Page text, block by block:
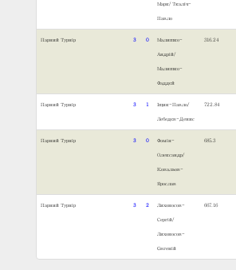
Марк/Ткаліч-
Павло
Парний Турнір 3 0 Малишко-
Андрій/
Малишко-
Фаддєй
316.24
Парний Турнір 3 1 Іщик-Павло/
Лебедєв-Денис
722.84
Парний Турнір 3 0 Фомін-
Олександр/
Ковальов-
Ярослав
685.3
Парний Турнір 3 2 Лихоносов-
Сергій/
Лихоносов-
Євгеній
667.16